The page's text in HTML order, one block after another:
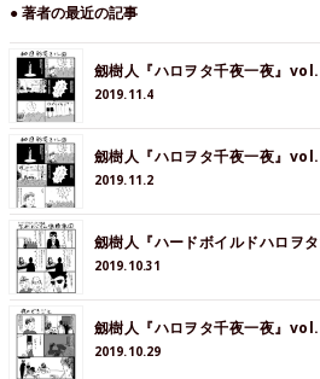
● 著者の最近の記事
劔樹人『ハロヲタ千夜一夜』
2019.11.4
劔樹人『ハロヲタ千夜一夜』
2019.11.2
劔樹人『ハードボイルドハロヲ
2019.10.31
劔樹人『ハロヲタ千夜一夜』
2019.10.29